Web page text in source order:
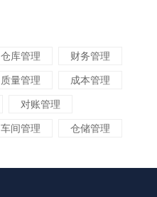
仓库管理 财务管理
质量管理 成本管理
对账管理
车间管理 仓储管理